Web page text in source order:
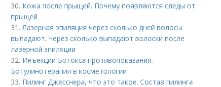
30. Кожа после прыщей. Почему появляются следы от
прыщей
31. Лазерная эпиляция через сколько дней волосы
выпадают. Через сколько выпадают волоски после
лазерной эпиляции
32. Инъекции Ботокса противопоказания.
Ботулинотерапия в косметологии
33. Пилинг Джесснера, что это такое. Состав пилинга